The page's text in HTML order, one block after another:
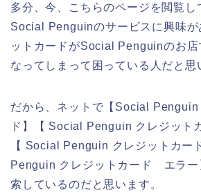
多分、今、こちらのページを閲覧し
Social Penguinのサービスに興味が
ットカードがSocial Penguinのお店
なってしまって困っている人だと思
だから、ネットで【Social Penguin
ド】【 Social Penguin クレジット
【 Social Penguin クレジットカ
Penguin クレジットカード エラー
索しているのだと思います。